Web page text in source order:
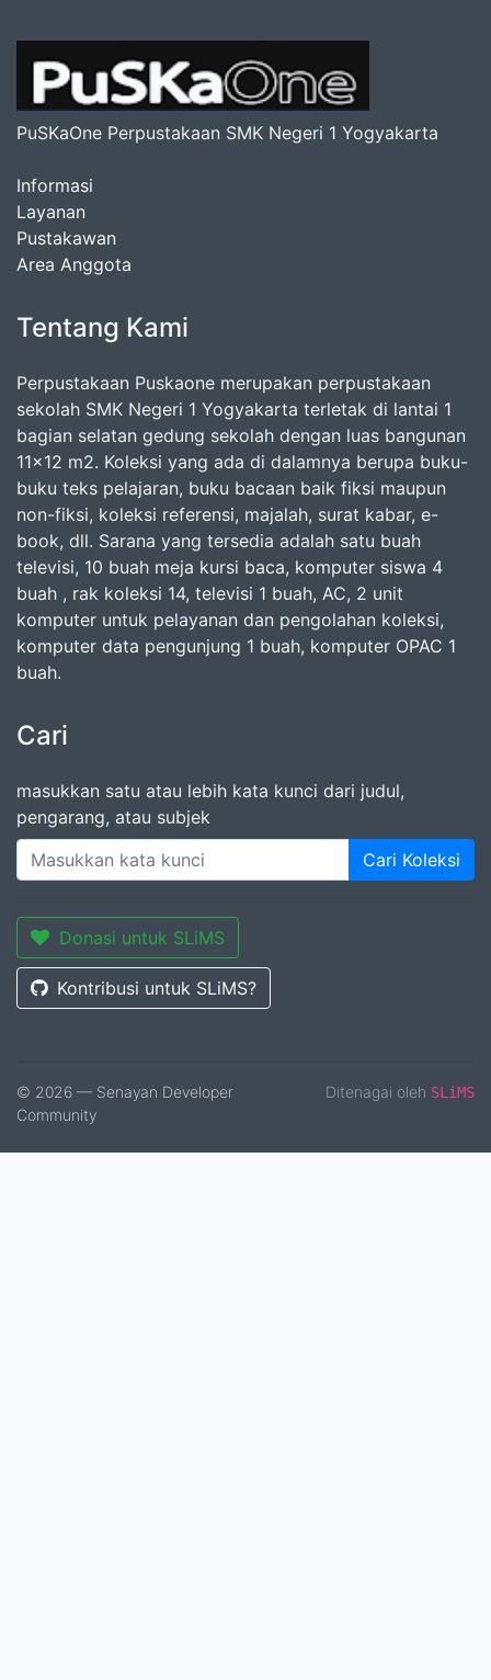
PuSKaOne Perpustakaan SMK Negeri 1 Yogyakarta
Informasi
Layanan
Pustakawan
Area Anggota
Tentang Kami
Perpustakaan Puskaone merupakan perpustakaan
sekolah SMK Negeri 1 Yogyakarta terletak di lantai 1
bagian selatan gedung sekolah dengan luas bangunan
11x12 m2. Koleksi yang ada di dalamnya berupa buku-
buku teks pelajaran, buku bacaan baik fiksi maupun
non-fiksi, koleksi referensi, majalah, surat kabar, e-
book, dll. Sarana yang tersedia adalah satu buah
televisi, 10 buah meja kursi baca, komputer siswa 4
buah , rak koleksi 14, televisi 1 buah, AC, 2 unit
komputer untuk pelayanan dan pengolahan koleksi,
komputer data pengunjung 1 buah, komputer OPAC 1
buah.
Cari
masukkan satu atau lebih kata kunci dari judul,
pengarang, atau subjek
Cari Koleksi
Donasi untuk SLiMS
Kontribusi untuk SLiMS?
© 2026 — Senayan Developer
Community
Ditenagai oleh SLiMS